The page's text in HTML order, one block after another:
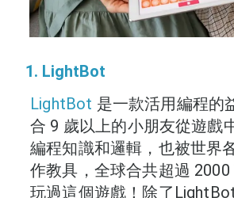
1. LightBot
LightBot 是一款活用編程的
合 9 歲以上的小朋友從遊戲
編程知識和邏輯，也被世界
作教具，全球合共超過
玩過這個遊戲！除了